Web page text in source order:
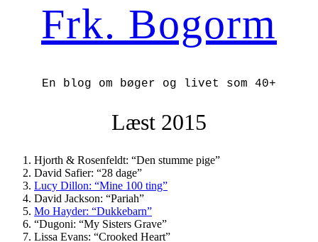
Frk. Bogorm
En blog om bøger og livet som 40+
Læst 2015
Hjorth & Rosenfeldt: “Den stumme pige”
David Safier: “28 dage”
Lucy Dillon: “Mine 100 ting”
David Jackson: “Pariah”
Mo Hayder: “Dukkebarn”
“Dugoni: “My Sisters Grave”
Lissa Evans: “Crooked Heart”